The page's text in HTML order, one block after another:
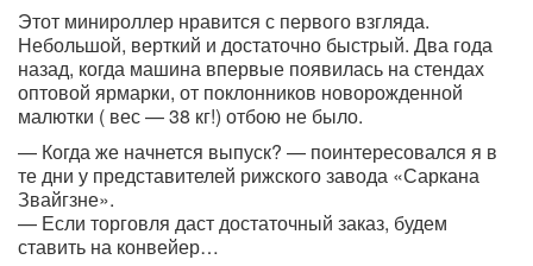
Этот минироллер нравится с первого взгляда.
Небольшой, верткий и достаточно быстрый. Два года
назад, когда машина впервые появилась на стендах
оптовой ярмарки, от поклонников новорожденной
малютки ( вес — 38 кг!) отбою не было.
— Когда же начнется выпуск? — поинтересовался я в
те дни у представителей рижского завода «Саркана
Звайгзне».
— Если торговля даст достаточный заказ, будем
ставить на конвейер…